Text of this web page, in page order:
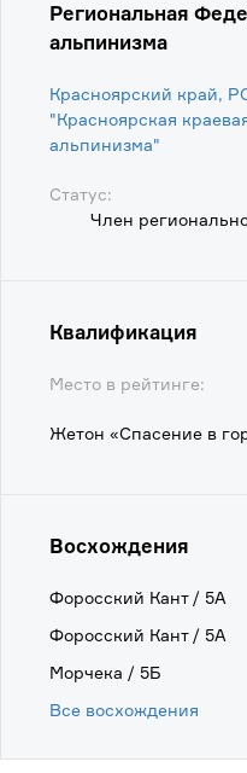
Региональная
альпинизма
Красноярский край,
"Красноярская
альпинизма"
Статус:
Член
Квалификация
Место в рейтинге:
Жетон «Спасение в
Восхождения
Форосский Кант / 5А
Форосский Кант / 5А
Морчека / 5Б
Все восхождения